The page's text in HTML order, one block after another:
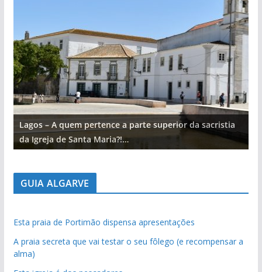
Lagos – A quem pertence a parte superior da sacristia
da Igreja de Santa Maria?!…
GUIA ALGARVE
Esta praia de Portimão dispensa apresentações
A praia secreta que vai testar o seu fôlego (e recompensar a
alma)